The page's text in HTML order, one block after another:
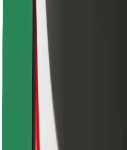
Kaupungit
Sijainnit
Kaupunkiratkaisut
Lentokentät